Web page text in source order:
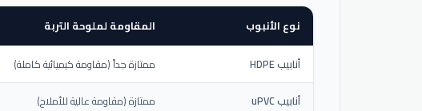
نوع الأنبوب المقاومة لملوحة التربة
أنابيب HDPE ممتازة جداً (مقاومة كيميائية كاملة)
أنابيب uPVC
ممتازة (مقاومة عالية للأملاح)